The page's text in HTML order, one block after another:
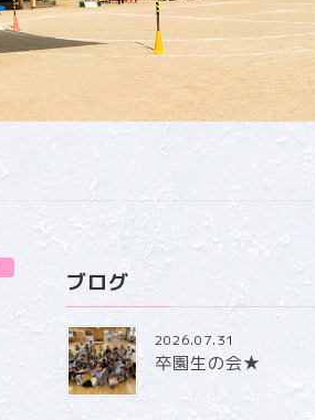
ブログ
2026.07.31
卒園生の会★